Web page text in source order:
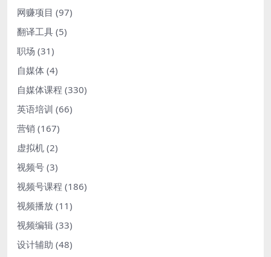
网赚项目 (97)
翻译工具 (5)
职场 (31)
自媒体 (4)
自媒体课程 (330)
英语培训 (66)
营销 (167)
虚拟机 (2)
视频号 (3)
视频号课程 (186)
视频播放 (11)
视频编辑 (33)
设计辅助 (48)